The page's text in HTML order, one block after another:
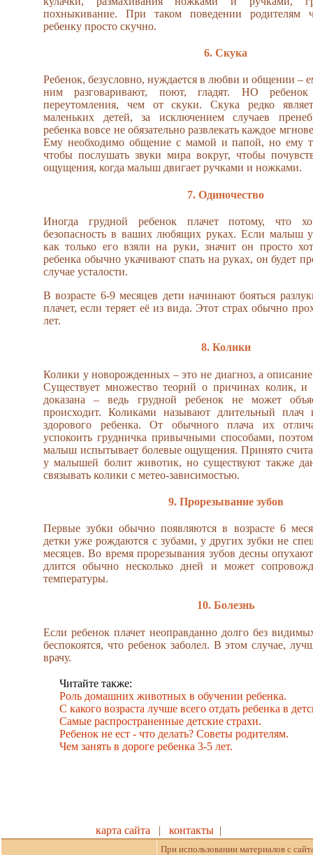
похныкивание. При таком поведении родителям
ребенку просто скучно.
6. Скука
Ребенок, безусловно, нуждается в любви и общении –
ним разговаривают, поют, гладят. НО
переутомления, чем от скуки. Скука редко
маленьких детей, за исключением случаев
ребенка вовсе не обязательно развлекать каждое
Ему необходимо общение с мамой и папой, но ему
чтобы послушать звуки мира вокруг, чтобы
ощущения, когда малыш двигает ручками и ножками.
7. Одиночество
Иногда грудной ребенок плачет потому, что
безопасность в ваших любящих руках. Если малыш
как только его взяли на руки, значит он просто
ребенка обычно укачивают спать на руках, он будет
случае усталости.
В возрасте 6-9 месяцев дети начинают бояться
плачет, если теряет её из вида. Этот страх обычно
лет.
8. Колики
Колики у новорожденных – это не диагноз, а
Существует множество теорий о причинах колик,
доказана – ведь грудной ребенок не может
происходит. Коликами называют длительный плач
здорового ребенка. От обычного плача их
успокоить грудничка привычными способами,
малыш испытывает болевые ощущения. Принято
у малышей болит животик, но существуют также
связывать колики с метео-зависимостью.
9. Прорезывание зубов
Первые зубки обычно появляются в возрасте 6
детки уже рождаются с зубами, у других зубки не
месяцев. Во время прорезывания зубов десны
длится обычно несколько дней и может
температуры.
10. Болезнь
Если ребенок плачет неоправданно долго без
беспокоятся, что ребенок заболел. В этом случае,
врачу.
Читайте также:
Роль домашних животных в обучении ребенка.
C какого возраста лучше всего отдать ребенка в
Самые распространенные детские страхи.
Ребенок не ест - что делать? Советы родителям.
Чем занять в дороге ребенка 3-5 лет.
карта сайта | контакты |
При использовании материалов с